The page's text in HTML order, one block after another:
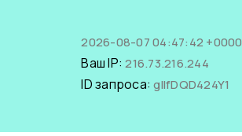
2026-08-07 04:47:42 +0000
Ваш IP:216.73.216.244
ID запроса:glIfDQD424Y1